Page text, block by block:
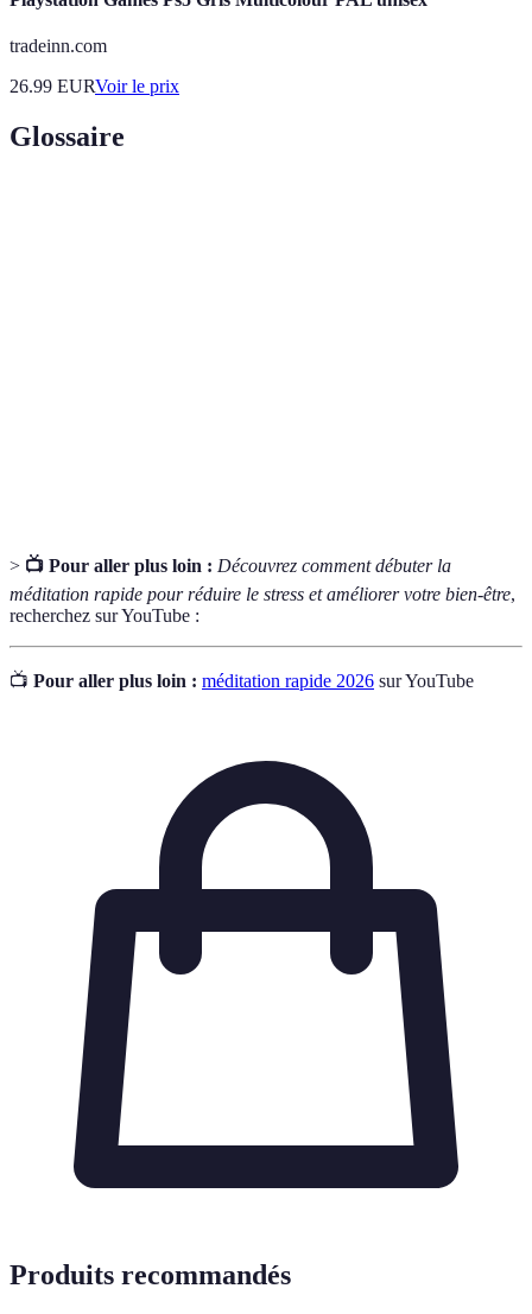
tradeinn.com
26.99 EURVoir le prix
Glossaire
> 📺 Pour aller plus loin : Découvrez comment débuter la
méditation rapide pour réduire le stress et améliorer votre bien-être,
recherchez sur YouTube :
📺 Pour aller plus loin : méditation rapide 2026 sur YouTube
Produits recommandés